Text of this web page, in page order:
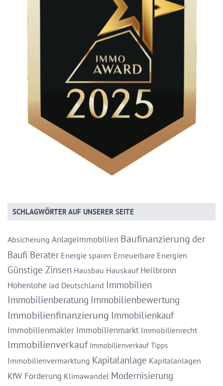
SCHLAGWÖRTER AUF UNSERER SEITE
Absicherung Anlageimmobilien Baufinanzierung der
Baufi Berater Energie sparen Erneuerbare Energien
Günstige Zinsen Hausbau Hauskauf Heilbronn
Hohenlohe iad Deutschland Immobilien
Immobilienberatung Immobilienbewertung
Immobilienfinanzierung Immobilienkauf
Immobilienmakler Immobilienmarkt Immobilienrecht
Immobilienverkauf Immobilienverkauf Tipps
Immobilienvermarktung Kapitalanlage Kapitalanlagen
KfW Förderung Klimawandel Modernisierung